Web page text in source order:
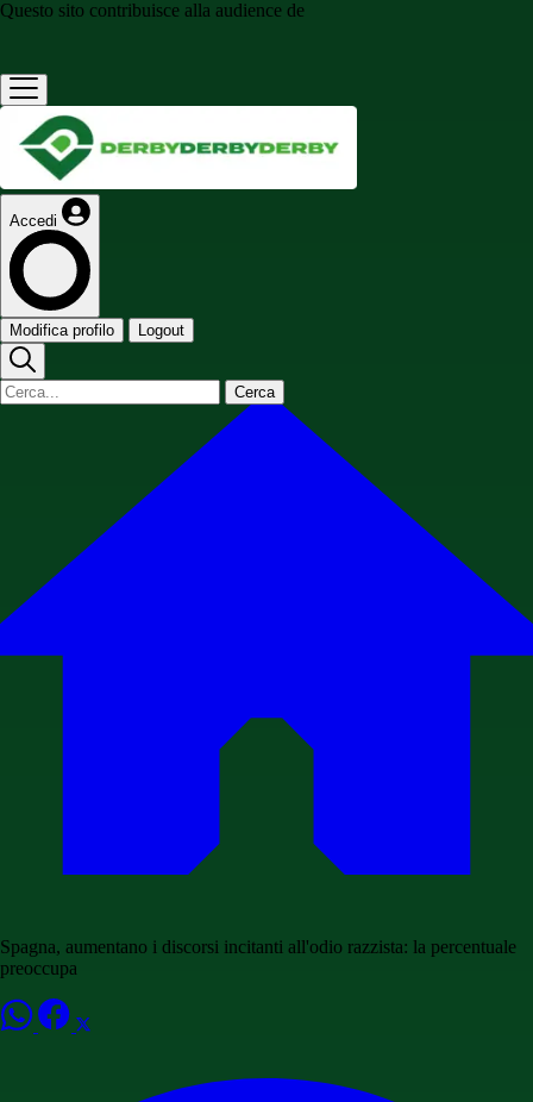
Questo sito contribuisce alla audience de
Accedi
Modifica profilo Logout
Cerca
Spagna, aumentano i discorsi incitanti all'odio razzista: la percentuale
preoccupa